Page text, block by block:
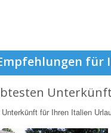
für
für Ihren Italien